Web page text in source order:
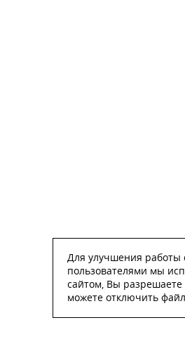
Для улучшения работы
пользователями мы
сайтом, Вы разрешаете
можете отключить